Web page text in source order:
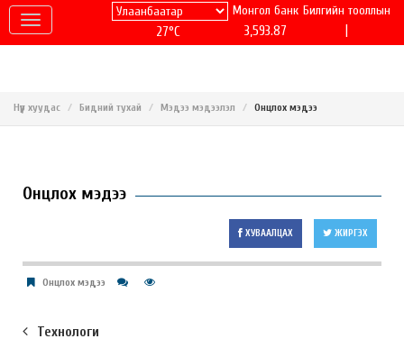
27°C
Монгол банк
3,593.87
Билгийн тооллын
Нүүр хуудас Бидний тухай Мэдээ мэдээлэл Онцлох мэдээ
Онцлох мэдээ
ХУВААЛЦАХ ЖИРГЭХ
Онцлох мэдээ
Технологи